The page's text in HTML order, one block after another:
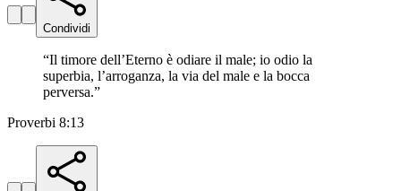
Condividi
“Il timore dell’Eterno è odiare il male; io odio la
superbia, l’arroganza, la via del male e la bocca
perversa.”
Proverbi 8:13